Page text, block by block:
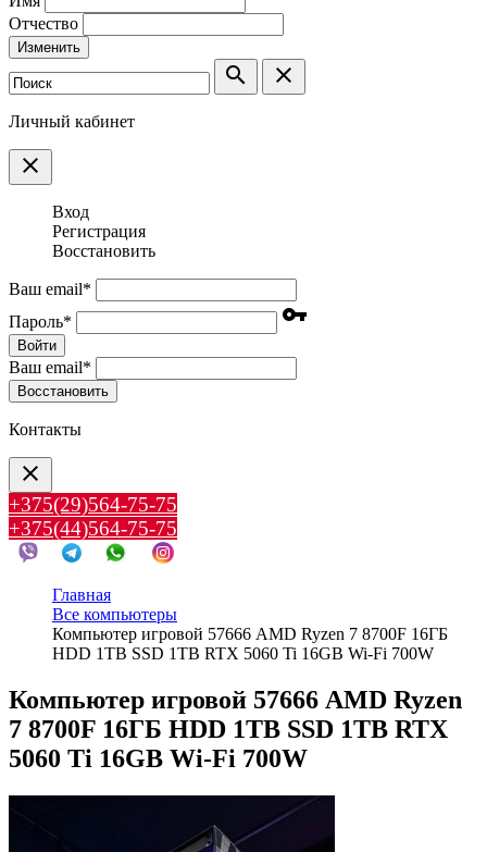
Отчество
Изменить
search clear
Личный кабинет
clear
Вход
Регистрация
Восстановить
Ваш email*
Пароль* vpn_key
Войти
Ваш email*
Воcстановить
Контакты
clear
+375(29)564-75-75
+375(44)564-75-75
Главная
Все компьютеры
Компьютер игровой 57666 AMD Ryzen 7 8700F 16ГБ
HDD 1TB SSD 1TB RTX 5060 Ti 16GB Wi-Fi 700W
Компьютер игровой 57666 AMD Ryzen
7 8700F 16ГБ HDD 1TB SSD 1TB RTX
5060 Ti 16GB Wi-Fi 700W